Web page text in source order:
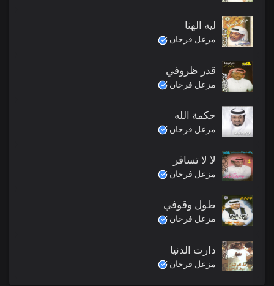
ليه الهنا
مزعل فرحان
قدر ظروفي
مزعل فرحان
حكمة الله
مزعل فرحان
لا لا تسافر
مزعل فرحان
طول وقوفي
مزعل فرحان
دارت الدنيا
مزعل فرحان